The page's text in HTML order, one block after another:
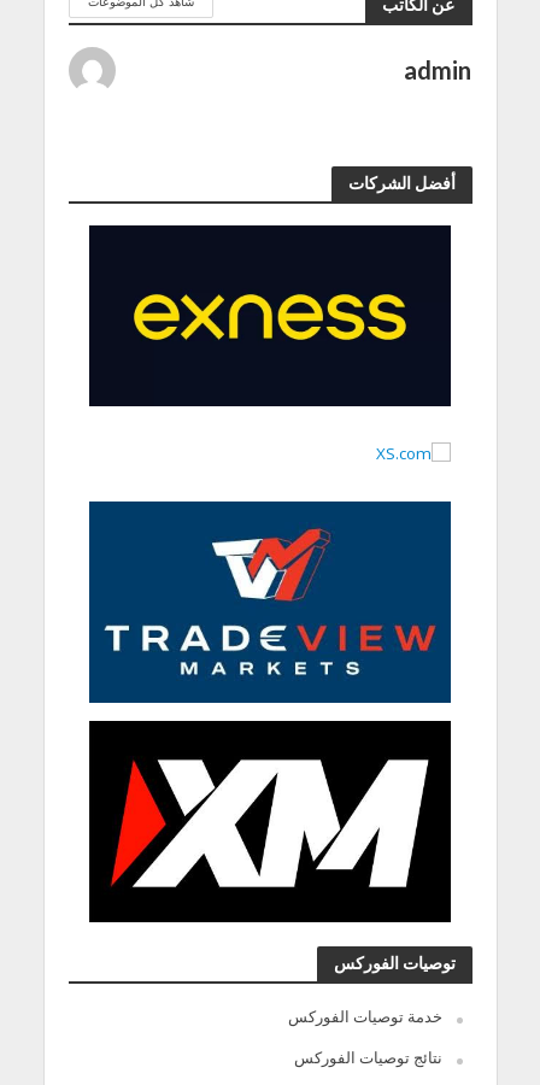
عن الكاتب
admin
أفضل الشركات
توصيات الفوركس
خدمة توصيات الفوركس
نتائج توصيات الفوركس